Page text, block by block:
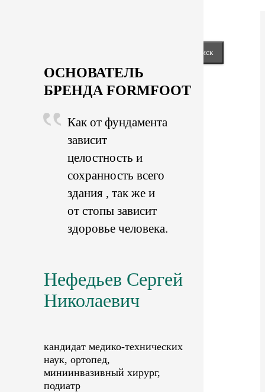
ОСНОВАТЕЛЬ
БРЕНДА FORMFOOT
Как от фундамента
зависит
целостность и
сохранность всего
здания , так же и
от стопы зависит
здоровье человека.
Нефедьев Сергей
Николаевич
кандидат медико-технических
наук, ортопед,
миниинвазивный хирург,
подиатр